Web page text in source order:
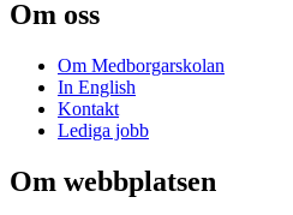
Om oss
Om Medborgarskolan
In English
Kontakt
Lediga jobb
Om webbplatsen